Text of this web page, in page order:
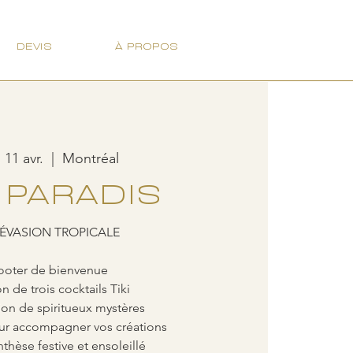
DEVIS À PROPOS
avr. Montréal
TROPICALE
de bienvenue
de trois cocktails Tiki
de spiritueux mystères
accompagner vos créations
festive et ensoleillé